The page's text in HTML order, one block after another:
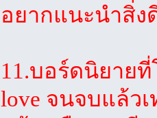
อยากแนะนำสิ่ง
11.บอร์ดนิยาย
love จนจบแล้ว